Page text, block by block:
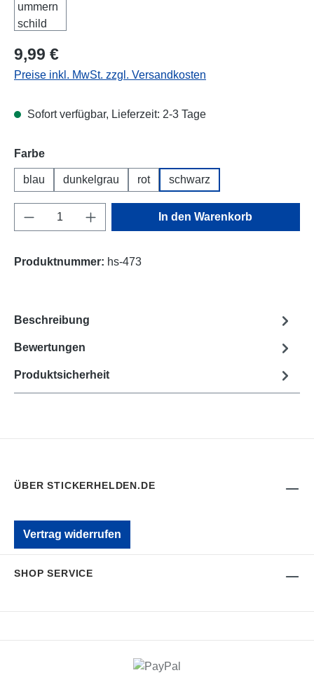
Regulärer Preis:
9,99 €
Preise inkl. MwSt. zzgl. Versandkosten
Sofort verfügbar, Lieferzeit: 2-3 Tage
Farbe
blau dunkelgrau rot schwarz
Produkt Anzahl: Gib den gewünschten
In den Warenkorb
Produktnummer: hs-473
Beschreibung
Bewertungen
Produktsicherheit
ÜBER STICKERHELDEN.DE
Vertrag widerrufen
SHOP SERVICE